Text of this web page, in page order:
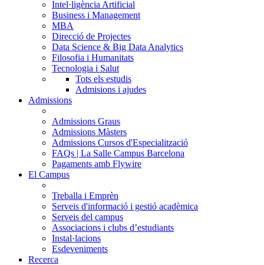
Intel·ligència Artificial
Business i Management
MBA
Direcció de Projectes
Data Science & Big Data Analytics
Filosofia i Humanitats
Tecnologia i Salut
Tots els estudis
Admisions i ajudes
Admissions
Admissions Graus
Admissions Màsters
Admissions Cursos d'Especialització
FAQs | La Salle Campus Barcelona
Pagaments amb Flywire
El Campus
Treballa i Emprèn
Serveis d'informació i gestió acadèmica
Serveis del campus
Associacions i clubs d’estudiants
Instal·lacions
Esdeveniments
Recerca